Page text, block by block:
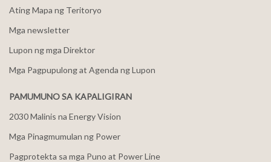
Ating Mapa ng Teritoryo
Mga newsletter
Lupon ng mga Direktor
Mga Pagpupulong at Agenda ng Lupon
PAMUMUNO SA KAPALIGIRAN
2030 Malinis na Energy Vision
Mga Pinagmumulan ng Power
Pagprotekta sa mga Puno at Power Line